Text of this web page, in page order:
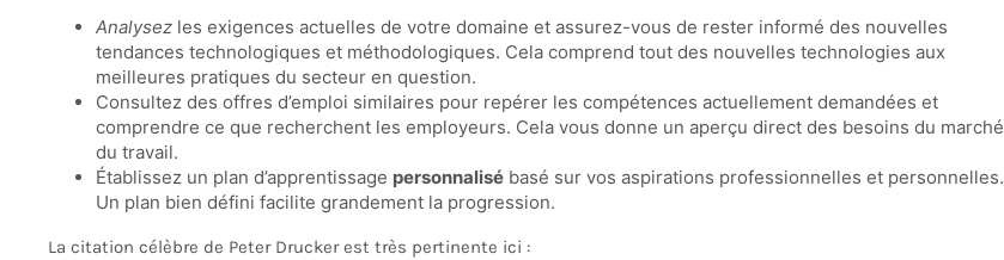
Analysez les exigences actuelles de votre domaine et assurez-vous de rester informé des nouvelles
tendances technologiques et méthodologiques. Cela comprend tout des nouvelles technologies aux
meilleures pratiques du secteur en question.
Consultez des offres d’emploi similaires pour repérer les compétences actuellement demandées et
comprendre ce que recherchent les employeurs. Cela vous donne un aperçu direct des besoins du marché
du travail.
Établissez un plan d’apprentissage personnalisé basé sur vos aspirations professionnelles et personnelles.
Un plan bien défini facilite grandement la progression.
La citation célèbre de Peter Drucker est très pertinente ici :